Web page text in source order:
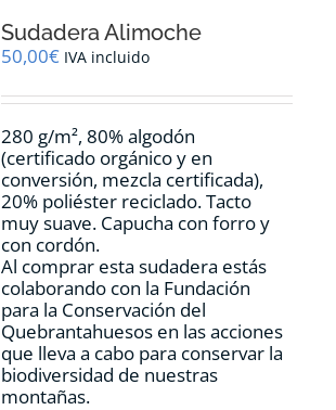
se
pueden
en
página
de
producto
Sudadera Alimoche
50,00€ IVA incluido
280 g/m², 80% algodón
(certificado orgánico y en
conversión, mezcla certificada),
20% poliéster reciclado. Tacto
muy suave. Capucha con forro y
con cordón.
Al comprar esta sudadera estás
colaborando con la Fundación
para la Conservación del
Quebrantahuesos en las acciones
que lleva a cabo para conservar la
biodiversidad de nuestras
montañas.